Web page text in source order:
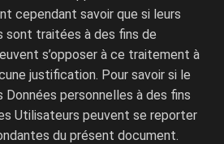
cependant savoir que si leurs
sont traitées à des fins de
s’opposer à ce traitement à
justification. Pour savoir si le
personnelles à des fins
Utilisateurs peuvent se reporter
du présent document.